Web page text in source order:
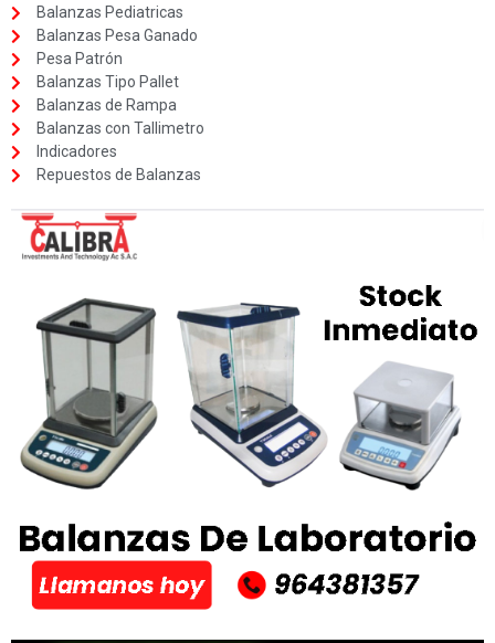
Balanzas Pediatricas
Balanzas Pesa Ganado
Pesa Patrón
Balanzas Tipo Pallet
Balanzas de Rampa
Balanzas con Tallimetro
Indicadores
Repuestos de Balanzas